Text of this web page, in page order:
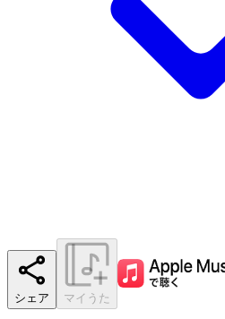
シェア マイうた